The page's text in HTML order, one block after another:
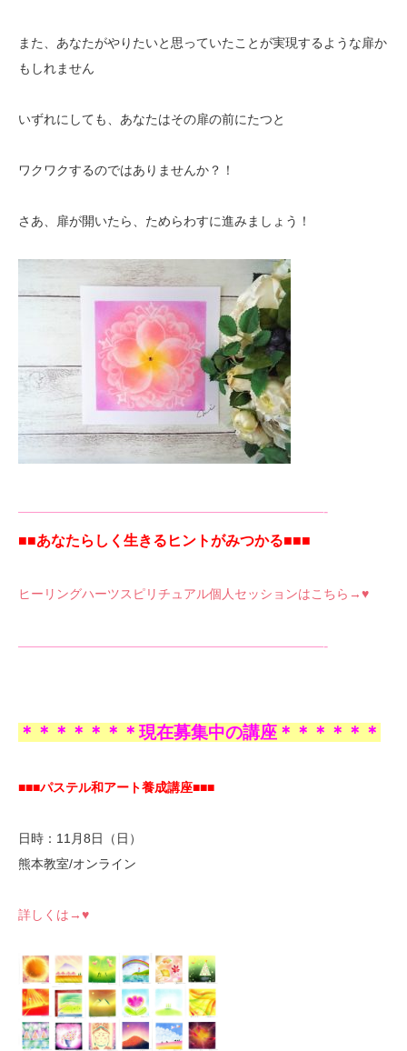
また、あなたがやりたいと思っていたことが実現するような扉か
もしれません
いずれにしても、あなたはその扉の前にたつと
ワクワクするのではありませんか？！
さあ、扉が開いたら、ためらわすに進みましょう！
—————————————————————-
■■あなたらしく生きるヒントがみつかる■■■
ヒーリングハーツスピリチュアル個人セッションはこちら→♥
—————————————————————-
＊＊＊＊＊＊＊現在募集中の講座＊＊＊＊＊＊
■■■パステル和アート養成講座■■■
日時：11月8日（日）
熊本教室/オンライン
詳しくは→♥